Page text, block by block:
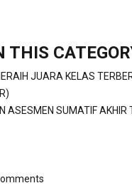
THIS
JUARA KELAS
ASESMEN SUMATIF AKHIR